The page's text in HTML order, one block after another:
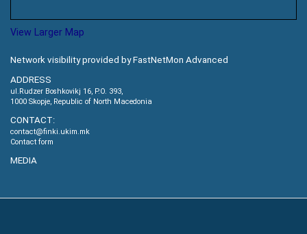
View Larger Map
Network visibility provided by FastNetMon Advanced
ADDRESS
ul.Rudzer Boshkovikj 16, P.O. 393,
1000 Skopje, Republic of North Macedonia
CONTACT:
contact@finki.ukim.mk
Contact form
MEDIA